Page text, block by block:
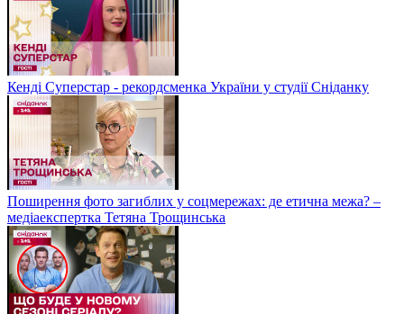
Кенді Суперстар - рекордсменка України у студії Сніданку
Поширення фото загиблих у соцмережах: де етична межа? –
медіаекспертка Тетяна Трощинська